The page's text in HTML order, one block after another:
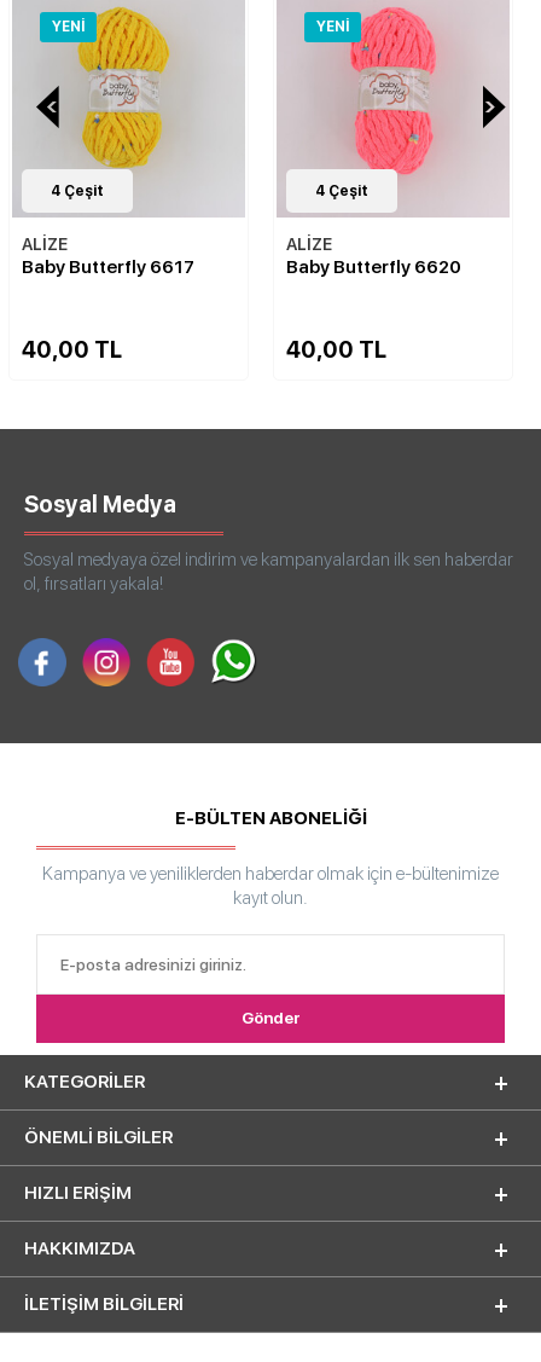
YENI
4Çeşit
ALİZE
Baby Butterfly 6620
40,00 TL
YENI
48Çeşit
ALİZE
Alize Puffy More 6277
110,00 TL
Sosyal Medya
Sosyal medyaya özel indirim ve kampanyalardan ilk sen haberdar
ol, fırsatları yakala!
E-BÜLTEN ABONELİĞİ
Kampanya ve yeniliklerden haberdar olmak için e-bültenimize
kayıt olun.
KATEGORILER
ÖNEMLI BILGILER
HIZLI ERIŞIM
HAKKIMIZDA
İLETİŞİM BİLGİLERİ